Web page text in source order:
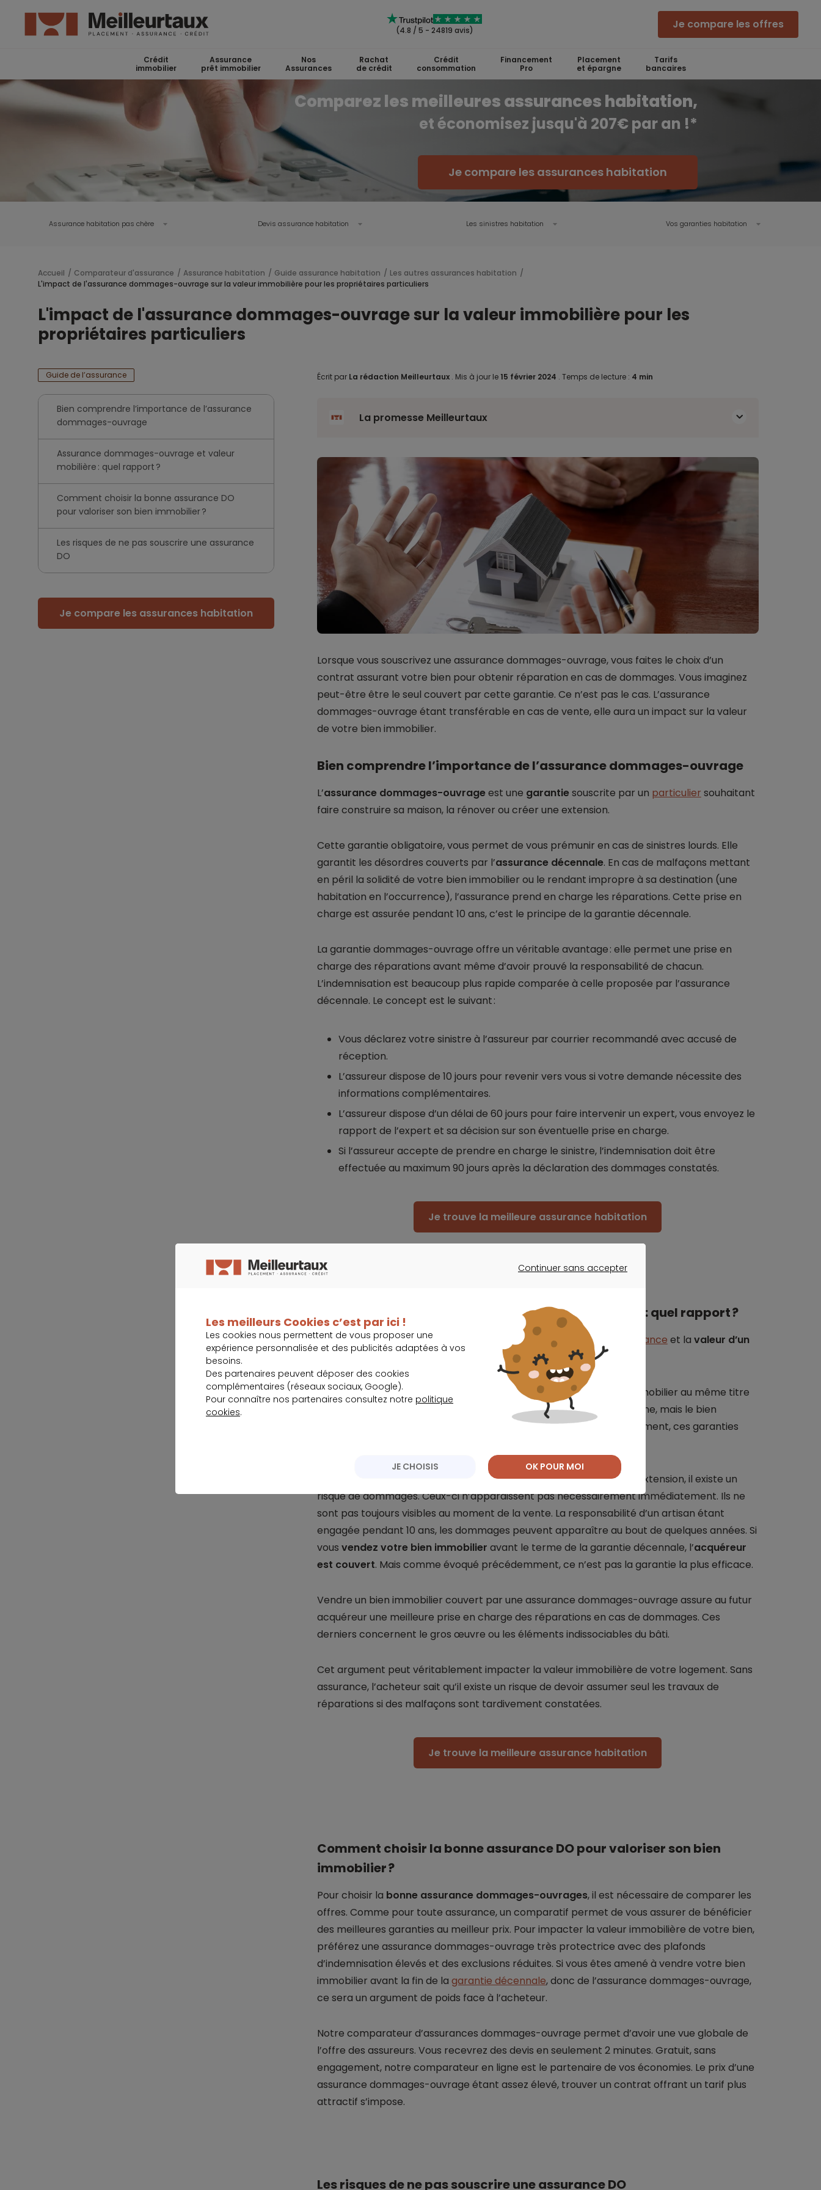
(4.8 / 5 - 24819 avis) Je compare les offres
Crédit
immobilier
Assurance
prêt immobilier
Nos
Assurances
Rachat
de crédit
Crédit
consommation
Financement
Pro
Placement
et épargne
Tarifs
bancaires
Comparez les meilleures assurances habitation,
et économisez jusqu'à 207€ par an !*
Je compare les assurances habitation
Assurance habitation pas chère Devis assurance habitation Les sinistres habitation Vos garanties habitation
Accueil Comparateur d'assurance Assurance habitation Guide assurance habitation
Les autres assurances habitation
L'impact de l'assurance dommages-ouvrage sur la valeur immobilière pour les propriétaires particuliers
L'impact de l'assurance dommages-ouvrage sur la valeur immobilière pour les
propriétaires particuliers
Guide de l’assurance
Bien comprendre l’importance de l’assurance
dommages-ouvrage
Assurance dommages-ouvrage et valeur
mobilière : quel rapport ?
Comment choisir la bonne assurance DO
pour valoriser son bien immobilier ?
Les risques de ne pas souscrire une assurance
DO
Je compare les assurances habitation
Écrit par La rédaction Meilleurtaux . Mis à jour le 15 février 2024 . Temps de lecture : 4 min
La promesse Meilleurtaux
Lorsque vous souscrivez une assurance dommages-ouvrage, vous faites le choix d’un
contrat assurant votre bien pour obtenir réparation en cas de dommages. Vous imaginez
peut-être être le seul couvert par cette garantie. Ce n’est pas le cas. L’assurance
dommages-ouvrage étant transférable en cas de vente, elle aura un impact sur la valeur
de votre bien immobilier.
Bien comprendre l’importance de l’assurance dommages-ouvrage
L’assurance dommages-ouvrageest une garantiesouscrite par un particulier souhaitant
faire construire sa maison, la rénover ou créer une extension.
Cette garantie obligatoire, vous permet de vous prémunir en cas de sinistres lourds. Elle
garantit les désordres couverts par l’assurance décennale. En cas de malfaçons mettant
en péril la solidité de votre bien immobilier ou le rendant impropre à sa destination (une
habitation en l’occurrence), l’assurance prend en charge les réparations. Cette prise en
charge est assurée pendant 10 ans, c’est le principe de la garantie décennale.
La garantie dommages-ouvrage offre un véritable avantage : elle permet une prise en
charge des réparations avant même d’avoir prouvé la responsabilité de chacun.
L’indemnisation est beaucoup plus rapide comparée à celle proposée par l’assurance
décennale. Le concept est le suivant :
Vous déclarez votre sinistre à l’assureur par courrier recommandé avec accusé de
réception.
L’assureur dispose de 10 jours pour revenir vers vous si votre demande nécessite des
informations complémentaires.
L’assureur dispose d’un délai de 60 jours pour faire intervenir un expert, vous envoyez le
rapport de l’expert et sa décision sur son éventuelle prise en charge.
Si l’assureur accepte de prendre en charge le sinistre, l’indemnisation doit être
effectuée au maximum 90 jours après la déclaration des dommages constatés.
Je trouve la meilleure assurance habitation
Assurance dommages-ouvrage et valeur mobilière : quel rapport ?
De prime abord, il ne semble pas exister de rapport entre une assurance et la valeur d’un
bien immobilier
. Pourtant, il y en a un.
Lorsqu’unegarantie décennale
est souscrite, elle couvre le bien immobilier au même titre
que l’assurance dommages-ouvrage. Elle ne couvre pas une personne, mais le bien
immobilier lui-même. Lors de la vente d’une maison ou d’un appartement, ces garanties
Dans le cadre d’une construction ou de travaux de rénovation et d’extension, il existe un
risque de dommages. Ceux-ci n’apparaissent pas nécessairement immédiatement. Ils ne
sont pas toujours visibles au moment de la vente. La responsabilité d’un artisan étant
engagée pendant 10 ans, les dommages peuvent apparaître au bout de quelques années. Si
vous vendez votre bien immobilier avant le terme de la garantie décennale, l’acquéreur
est couvert. Mais comme évoqué précédemment, ce n’est pas la garantie la plus efficace.
Vendre un bien immobilier couvert par une assurance dommages-ouvrage assure au futur
acquéreur une meilleure prise en charge des réparations en cas de dommages. Ces
derniers concernent le gros œuvre ou les éléments indissociables du bâti.
Cet argument peut véritablement impacter la valeur immobilière de votre logement. Sans
assurance, l’acheteur sait qu’il existe un risque de devoir assumer seul les travaux de
réparations si des malfaçons sont tardivement constatées.
Je trouve la meilleure assurance habitation
Comment choisir la bonne assurance DO pour valoriser son bien
immobilier ?
Pour choisir la bonne assurance dommages-ouvrages, il est nécessaire de comparer les
offres. Comme pour toute assurance, un comparatif permet de vous assurer de bénéficier
des meilleures garanties au meilleur prix. Pour impacter la valeur immobilière de votre bien,
préférez une assurance dommages-ouvrage très protectrice avec des plafonds
d’indemnisation élevés et des exclusions réduites. Si vous êtes amené à vendre votre bien
immobilier avant la fin de la garantie décennale, donc de l’assurance dommages-ouvrage,
ce sera un argument de poids face à l’acheteur.
Notre comparateur d’assurances dommages-ouvrage permet d’avoir une vue globale de
l’offre des assureurs. Vous recevrez des devis en seulement 2 minutes. Gratuit, sans
engagement, notre comparateur en ligne est le partenaire de vos économies. Le prix d’une
assurance dommages-ouvrage étant assez élevé, trouver un contrat offrant un tarif plus
attractif s’impose.
Les risques de ne pas souscrire une assurance DO
Continuer sans accepter
Les meilleurs Cookies c’est par ici !
Les cookies nous permettent de vous proposer une
expérience personnalisée et des publicités adaptées à vos
besoins.
Des partenaires peuvent déposer des cookies
complémentaires (réseaux sociaux, Google).
Pour connaître nos partenaires consultez notre politique
cookies.
JE CHOISIS OK POUR MOI